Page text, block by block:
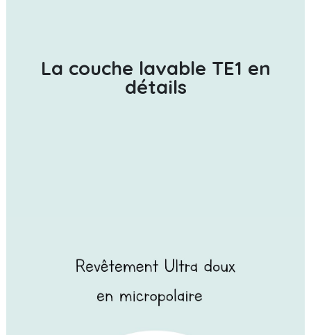
La couche lavable TE1 en
détails